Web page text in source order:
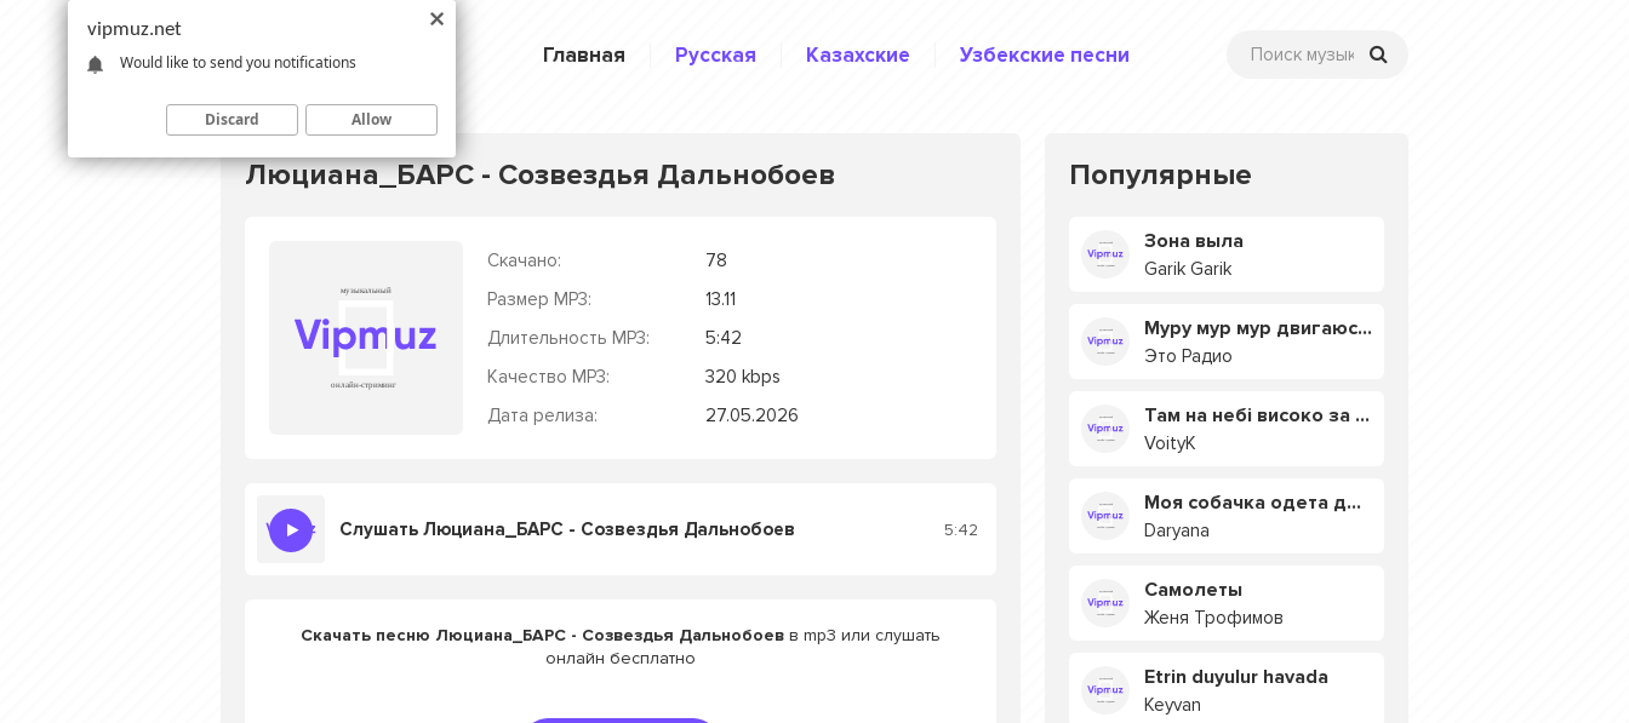
Главная Русская Казахские Узбекские песни
Люциана_БАРС - Созвездья Дальнобоев
Скачано:
78
Размер MP3:
13.11
Длительность MP3:
5:42
Качество MP3:
320 kbps
Дата релиза:
27.05.2026
Слушать Люциана_БАРС - Созвездья Дальнобоев 5:42
Скачать песню Люциана_БАРС - Созвездья Дальнобоев в mp3 или слушать
онлайн бесплатно
Популярные
Зона выла
Garik Garik
Муру мур мур двигаюсь на мурмулях
Это Радио
Там на небі високо за хмарами
VoityK
Моя собачка одета дороже тебя
Daryana
Самолеты
Женя Трофимов
Etrin duyulur havada
Keyvan
vipmuz.net
Would like to send you notifications
Discard Allow